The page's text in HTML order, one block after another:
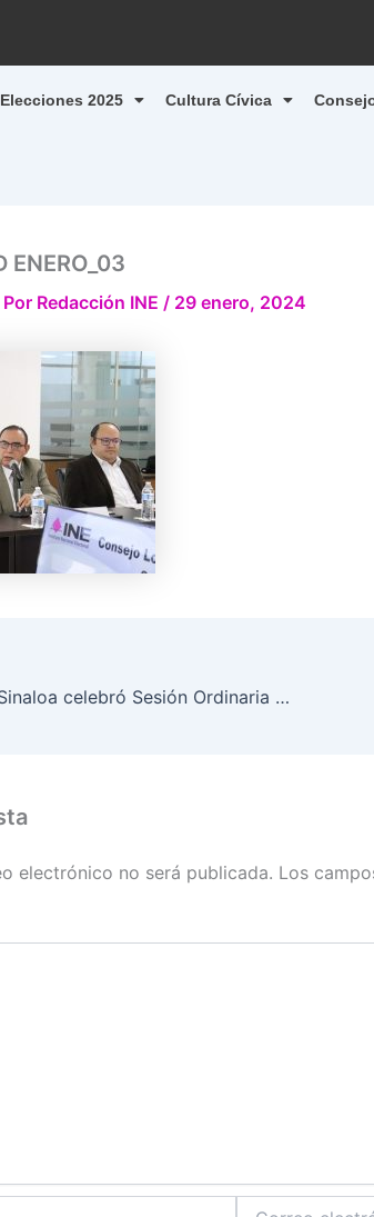
Elecciones 2025 Cultura Cívica
ENERO_03
Redacción INE / 29 enero, 2024
Consejo Local del INE en Sinaloa celebró Sesión Ordinaria en seguimiento al PEC 2023-2024
electrónico no será publicada. Los